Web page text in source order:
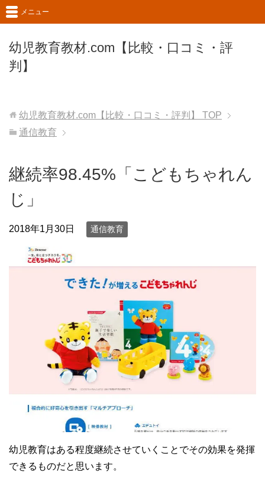
幼児教育教材.com【比較・口コミ・評
判】
メニュー
幼児教育教材.com【比較・口コミ・評判】
TOP
通信教育
継続率98.45%「こどもちゃれん
じ」
2018年1月30日 通信教育
幼児教育はある程度継続させていくことでその効果を発揮
できるものだと思います。